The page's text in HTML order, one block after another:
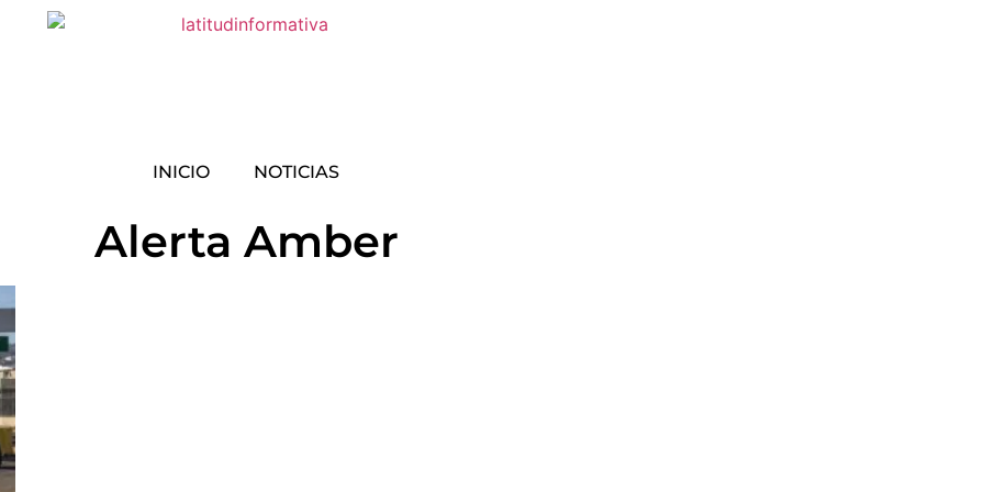
INICIO NOTICIAS
Alerta Amber